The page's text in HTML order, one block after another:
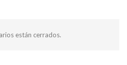
están cerrados.